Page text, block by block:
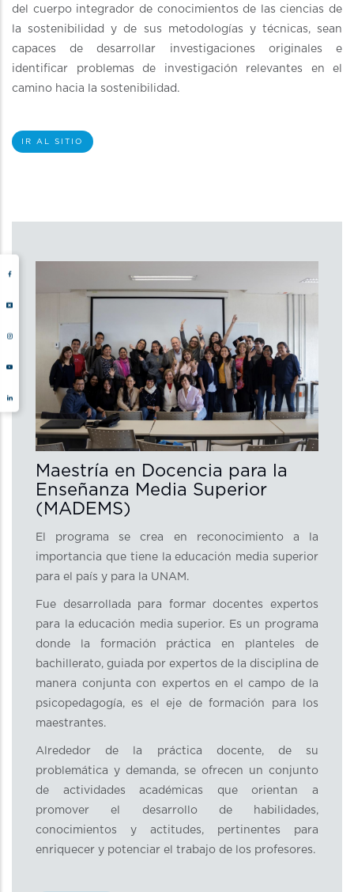
del cuerpo integrador de conocimientos de las ciencias de
la sostenibilidad y de sus metodologías y técnicas, sean
capaces de desarrollar investigaciones originales e
identificar problemas de investigación relevantes en el
camino hacia la sostenibilidad.
IR AL SITIO
Maestría en Docencia para la
Enseñanza Media Superior
(MADEMS)
El programa se crea en reconocimiento a la
importancia que tiene la educación media superior
para el país y para la UNAM.
Fue desarrollada para formar docentes expertos
para la educación media superior. Es un programa
donde la formación práctica en planteles de
bachillerato, guiada por expertos de la disciplina de
manera conjunta con expertos en el campo de la
psicopedagogía, es el eje de formación para los
maestrantes.
Alrededor de la práctica docente, de su
problemática y demanda, se ofrecen un conjunto
de actividades académicas que orientan a
promover el desarrollo de habilidades,
conocimientos y actitudes, pertinentes para
enriquecer y potenciar el trabajo de los profesores.